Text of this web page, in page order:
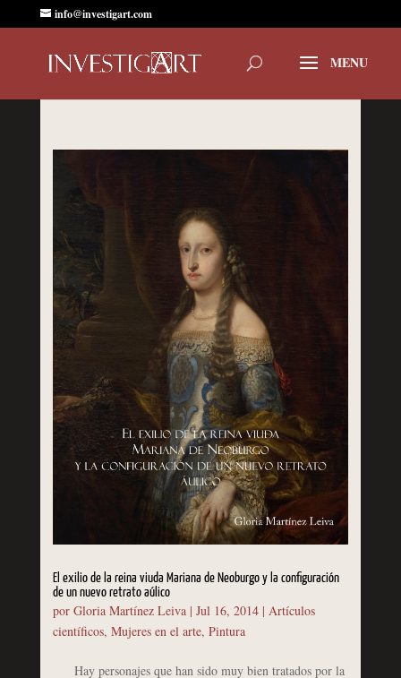
info@investigart.com
El exilio de la reina viuda Mariana de Neoburgo y la configuración
de un nuevo retrato aúlico
por Gloria Martínez Leiva| Jul 16, 2014| Artículos
científicos, Mujeres en el arte, Pintura
Hay personajes que han sido muy bien tratados por la